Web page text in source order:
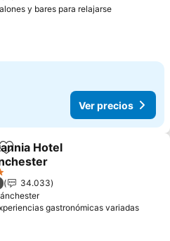
y bares para relajarse
Ver precios
Agregar a favoritos
Hotel
34.033
gastronómicas variadas